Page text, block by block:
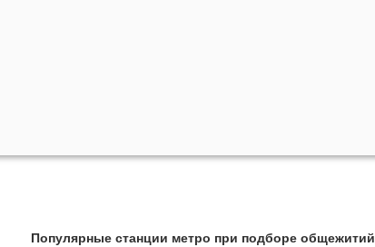
Популярные станции метро при подборе общежитий